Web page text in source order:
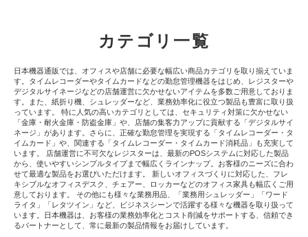
カテゴリ一覧
日本機器通販では、オフィスや店舗に必要な幅広い商品カテゴリを取り揃えていま
す。タイムレコーダーやタイムカードなどの勤怠管理機器をはじめ、レジスターや
デジタルサイネージなどの店舗運営に欠かせないアイテムを多数ご用意しておりま
す。また、紙折り機、シュレッダーなど、業務効率化に役立つ製品も豊富に取り扱
っています。 特に人気の高いカテゴリとしては、セキュリティ対策に欠かせない
「金庫・耐火金庫・防盗金庫」や、店舗の集客力アップに貢献する「デジタルサイ
ネージ」があります。さらに、正確な勤怠管理を実現する「タイムレコーダー・タ
イムカード」や、関連する「タイムレコーダー・タイムカード消耗品」も充実して
います。 店舗運営に不可欠なレジスターは、最新のPOSシステムに対応した製品
から、使いやすいシンプルタイプまで幅広くラインナップ。お客様のニーズに合わ
せて最適な製品をお選びいただけます。 新しいオフィスづくりに対応した、フレ
キシブルなオフィスデスク、チェアー、ロッカーなどのオフィス家具も幅広くご用
意しております。 その他にも様々な業務用品、「業務用シュレッダー」「ワード
ライタ」「レタツイン」など、ビジネスシーンで活躍する様々な機器を取り扱って
います。日本機器は、お客様の業務効率化とコスト削減をサポートする、信頼でき
るパートナーとして、常に最新の製品情報をお届けしています。